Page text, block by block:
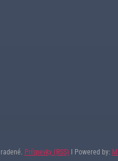
Príspevky (RSS) I Powered by: